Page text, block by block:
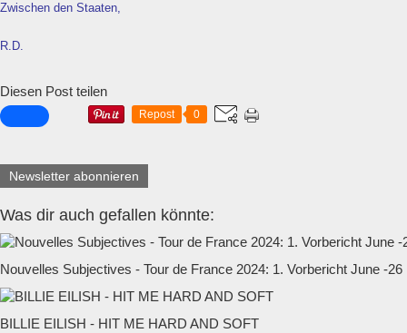
Zwischen den Staaten,
R.D.
Diesen Post teilen
Repost 0
Newsletter abonnieren
Was dir auch gefallen könnte:
Nouvelles Subjectives - Tour de France 2024: 1. Vorbericht June -26
BILLIE EILISH - HIT ME HARD AND SOFT